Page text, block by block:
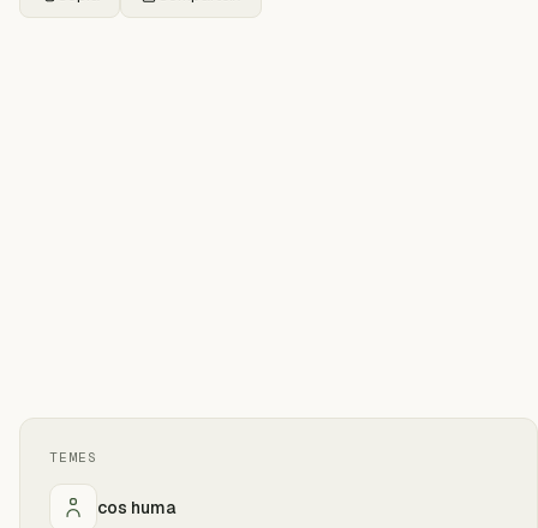
TEMES
cos huma